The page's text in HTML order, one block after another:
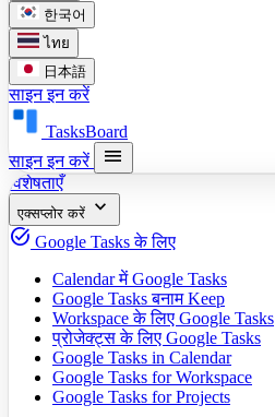
한국어
ไทย
日本語
साइन इन करें
TasksBoard
साइन इन करें
menu
विशेषताएँ
एक्सप्लोर करें expand_more
task_alt Google Tasks के लिए
Calendar में Google Tasks
Google Tasks बनाम Keep
Workspace के लिए Google Tasks
प्रोजेक्ट्स के लिए Google Tasks
Google Tasks in Calendar
Google Tasks for Workspace
Google Tasks for Projects